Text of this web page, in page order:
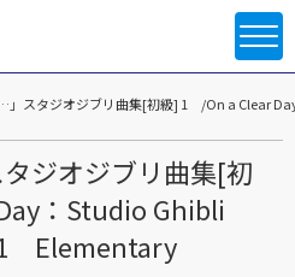
…」スタジオジブリ曲集[初級] 1 /On a Clear
ジオジブリ曲集[初
：Studio Ghibli
Elementary